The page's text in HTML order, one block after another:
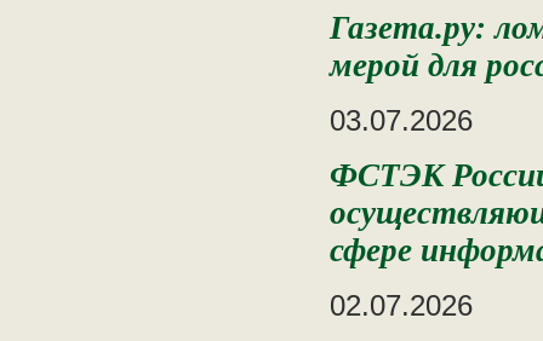
Газета.ру:
мерой для
03.07.2026
ФСТЭК России
сфере
02.07.2026